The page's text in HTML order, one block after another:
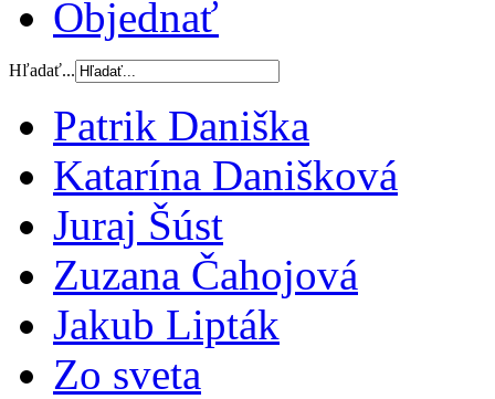
Objednať
Hľadať...
Patrik Daniška
Katarína Danišková
Juraj Šúst
Zuzana Čahojová
Jakub Lipták
Zo sveta